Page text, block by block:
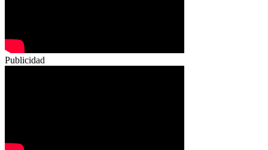
Publicidad